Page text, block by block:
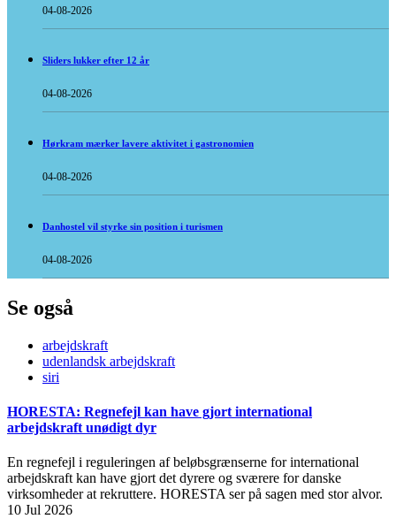
04-08-2026
Sliders lukker efter 12 år
04-08-2026
Hørkram mærker lavere aktivitet i gastronomien
04-08-2026
Danhostel vil styrke sin position i turismen
04-08-2026
Se også
arbejdskraft
udenlandsk arbejdskraft
siri
HORESTA: Regnefejl kan have gjort international
arbejdskraft unødigt dyr
En regnefejl i reguleringen af beløbsgrænserne for international
arbejdskraft kan have gjort det dyrere og sværere for danske
virksomheder at rekruttere. HORESTA ser på sagen med stor alvor.
10 Jul 2026